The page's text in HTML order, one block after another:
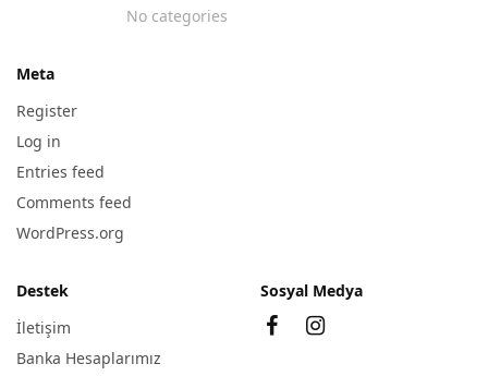
No categories
Meta
Register
Log in
Entries feed
Comments feed
WordPress.org
Destek
İletişim
Banka Hesaplarımız
Sosyal Medya